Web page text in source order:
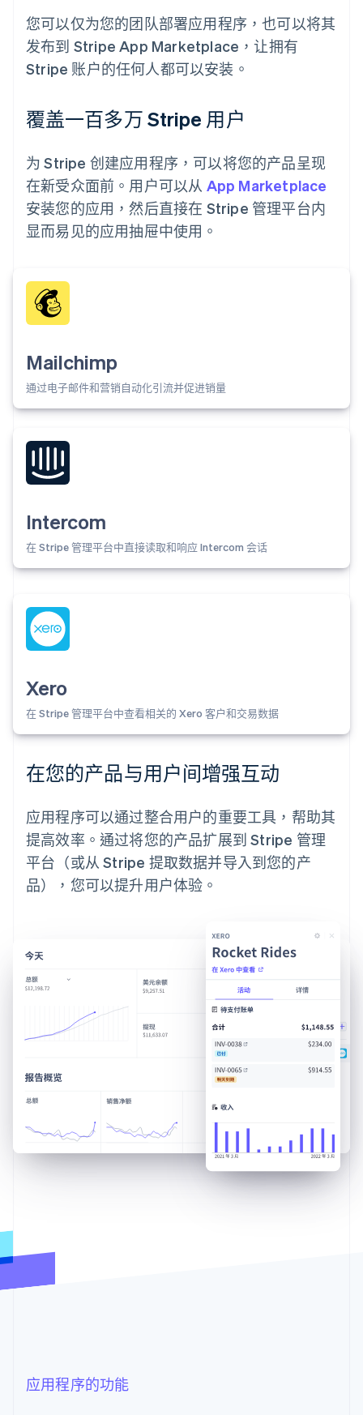
您可以仅为您的团队部署应用程序，也可以将其
发布到 Stripe App Marketplace，让拥有
Stripe 账户的任何人都可以安装。
覆盖一百多万 Stripe 用户
为 Stripe 创建应用程序，可以将您的产品呈现
在新受众面前。用户可以从 App Marketplace
安装您的应用，然后直接在 Stripe 管理平台内
显而易见的应用抽屉中使用。
Mailchimp
通过电子邮件和营销自动化引流并促进销量
Intercom
在 Stripe 管理平台中直接读取和响应 Intercom 会话
Xero
在 Stripe 管理平台中查看相关的 Xero 客户和交易数据
在您的产品与用户间增强互动
应用程序可以通过整合用户的重要工具，帮助其
提高效率。通过将您的产品扩展到 Stripe 管理
平台（或从 Stripe 提取数据并导入到您的产
品），您可以提升用户体验。
应用程序的功能